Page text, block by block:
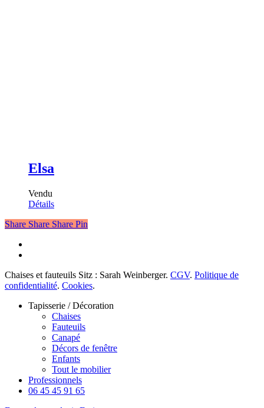
Elsa
Vendu
Détails
Share Share Share Pin
Chaises et fauteuils Sitz : Sarah Weinberger. CGV. Politique de
confidentialité. Cookies.
FermerTapisserie / Décoration
Chaises
Fauteuils
Canapé
Décors de fenêtre
Enfants
Tout le mobilier
Professionnels
06 45 45 91 65